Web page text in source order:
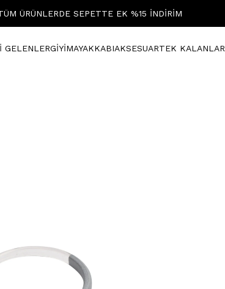
ÜRÜNLERDE SEPETTE EK %15 İNDİRİM
GELENLERGİYİMAYAKKABIAKSESUARTEK KALANLAR